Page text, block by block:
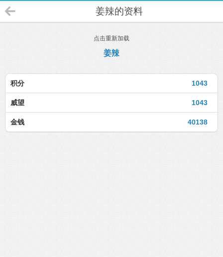
姜辣的资料
点击重新加载
姜辣
1043
积分
1043
威望
40138
金钱